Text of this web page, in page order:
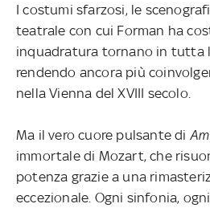
I costumi sfarzosi, le
teatrale con cui Forman ha
inquadratura tornano in tutta
rendendo ancora più
nella Vienna del XVIII secolo.
Ma il vero cuore pulsante di
immortale di Mozart, che
potenza grazie a una
eccezionale. Ogni sinfonia,